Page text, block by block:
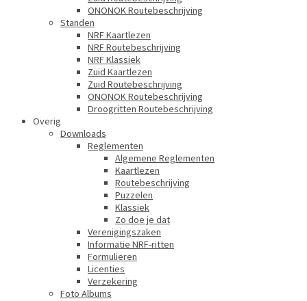
ONONOK Routebeschrijving
Standen
NRF Kaartlezen
NRF Routebeschrijving
NRF Klassiek
Zuid Kaartlezen
Zuid Routebeschrijving
ONONOK Routebeschrijving
Droogritten Routebeschrijving
Overig
Downloads
Reglementen
Algemene Reglementen
Kaartlezen
Routebeschrijving
Puzzelen
Klassiek
Zo doe je dat
Verenigingszaken
Informatie NRF-ritten
Formulieren
Licenties
Verzekering
Foto Albums